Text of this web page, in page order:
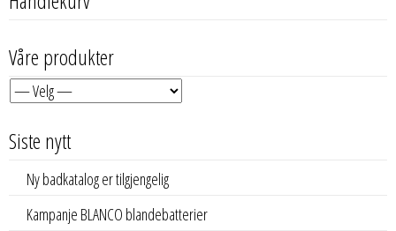
Våre produkter
Siste nytt
Ny badkatalog er tilgjengelig
Kampanje BLANCO blandebatterier